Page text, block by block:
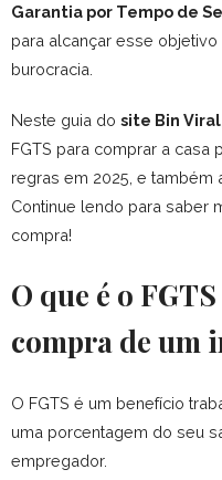
Garantia por Tempo de
para alcançar esse
burocracia.
Neste guia do site Bin Viral
FGTS para comprar a casa
regras em 2025, e também
Continue lendo para saber
compra!
O que é o
compra de um
O FGTS é um benefício
uma porcentagem do seu
empregador.